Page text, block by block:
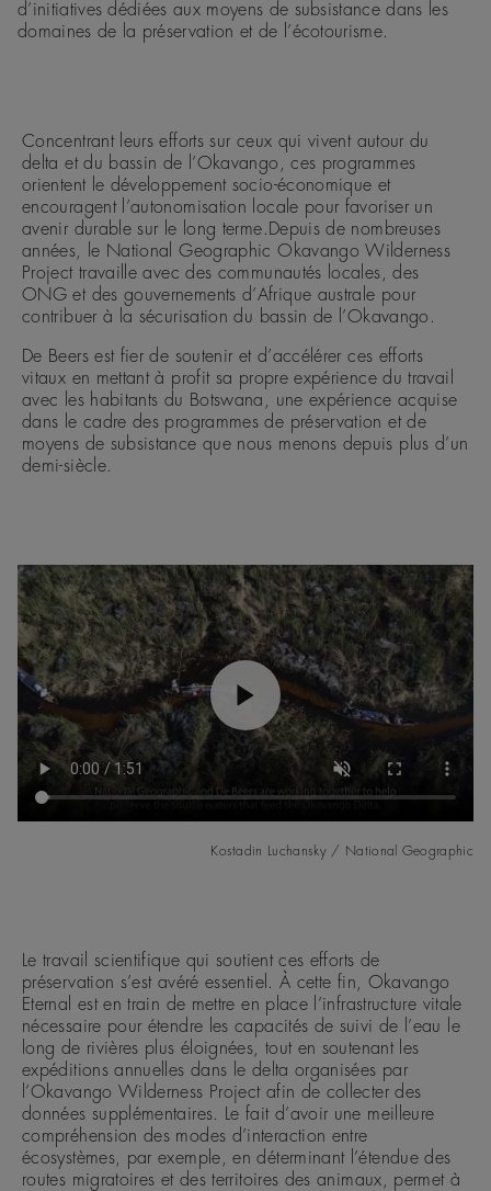
d’initiatives dédiées aux moyens de subsistance dans les
domaines de la préservation et de l’écotourisme.
Concentrant leurs efforts sur ceux qui vivent autour du
delta et du bassin de l’Okavango, ces programmes
orientent le développement socio-économique et
encouragent l’autonomisation locale pour favoriser un
avenir durable sur le long terme.Depuis de nombreuses
années, le National Geographic Okavango Wilderness
Project travaille avec des communautés locales, des
ONG et des gouvernements d’Afrique australe pour
contribuer à la sécurisation du bassin de l’Okavango.
De Beers est fier de soutenir et d’accélérer ces efforts
vitaux en mettant à profit sa propre expérience du travail
avec les habitants du Botswana, une expérience acquise
dans le cadre des programmes de préservation et de
moyens de subsistance que nous menons depuis plus d’un
demi-siècle.
Kostadin Luchansky / National Geographic
Le travail scientifique qui soutient ces efforts de
préservation s’est avéré essentiel. À cette fin, Okavango
Eternal est en train de mettre en place l’infrastructure vitale
nécessaire pour étendre les capacités de suivi de l’eau le
long de rivières plus éloignées, tout en soutenant les
expéditions annuelles dans le delta organisées par
l’Okavango Wilderness Project afin de collecter des
données supplémentaires. Le fait d’avoir une meilleure
compréhension des modes d’interaction entre
écosystèmes, par exemple, en déterminant l’étendue des
routes migratoires et des territoires des animaux, permet à